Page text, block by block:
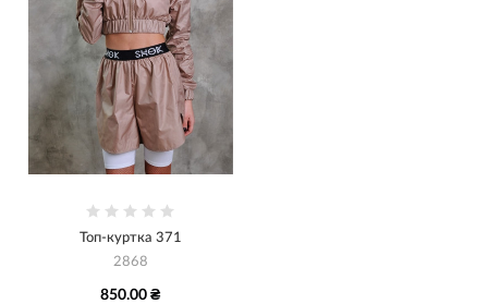
Топ-куртка 371
2868
850.00 ₴